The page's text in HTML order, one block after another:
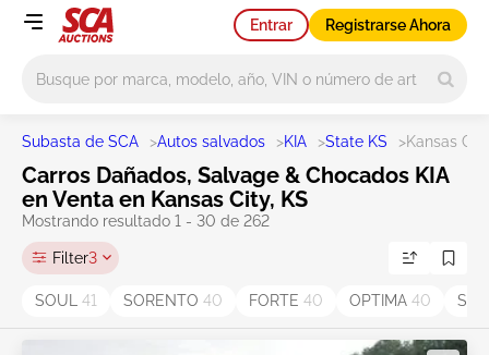
Entrar Registrarse Ahora
Subasta de SCA >Autos salvados >KIA >State KS >Kansas City
Carros Dañados, Salvage & Chocados KIA
en Venta en Kansas City, KS
Mostrando resultado 1 - 30 de 262
Filter3
SOUL 41 SORENTO 40 FORTE 40 OPTIMA 40